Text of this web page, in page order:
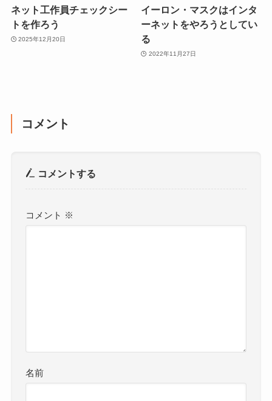
ネット工作員チェックシー
トを作ろう
2025年12月20日
イーロン・マスクはインタ
ーネットをやろうとしてい
る
2022年11月27日
コメント
コメントする
コメント ※
名前